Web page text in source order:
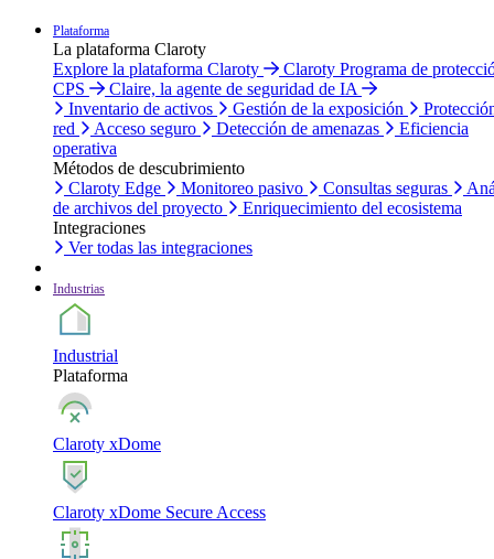
Plataforma
La plataforma Claroty
Explore la plataforma Claroty
Claroty Programa de
CPS
Claire, la agente de seguridad de IA
Inventario de activos
Gestión de la exposición
red
Acceso seguro Detección de amenazas
Eficiencia
operativa
Métodos de descubrimiento
Claroty Edge
Monitoreo pasivo Consultas seguras
de archivos del proyecto
Enriquecimiento del ecosistema
Integraciones
Ver todas las integraciones
Industrias
Industrial
Plataforma
Claroty xDome
Claroty xDome Secure Access